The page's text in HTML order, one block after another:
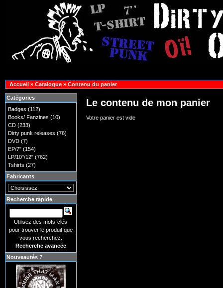
Accueil» Catalogue» Contenu du panier
Le contenu de mon panier
Votre panier est vide
Catégories
Badges (112)
Books/ Fanzines (10)
CD(233)
Dirty punk releases (76)
DVD(7)
EP/7"(154)
LP/10"/12"(762)
Tshirts (27)
Fabricants
Recherche rapide
Utilisez des mots-clés
pour trouver le produit que
vous recherchez.
Recherche avancée
Nouveautés ?